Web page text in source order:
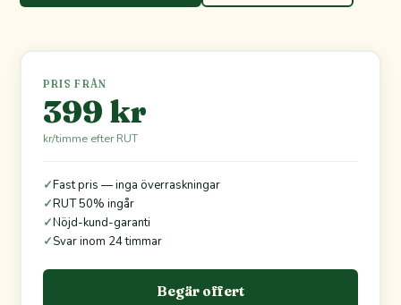
PRIS FRÅN
399 kr
kr/timme efter RUT
✓Fast pris — inga överraskningar
✓RUT 50% ingår
✓Nöjd-kund-garanti
✓Svar inom 24 timmar
Begär offert